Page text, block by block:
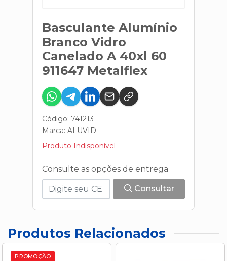
Basculante Alumínio
Branco Vidro
Canelado A 40xl 60
911647 Metalflex
Código: 741213
Marca: ALUVID
Produto Indisponível
Consulte as opções de entrega
Consultar
Produtos Relacionados
PROMOÇÃO